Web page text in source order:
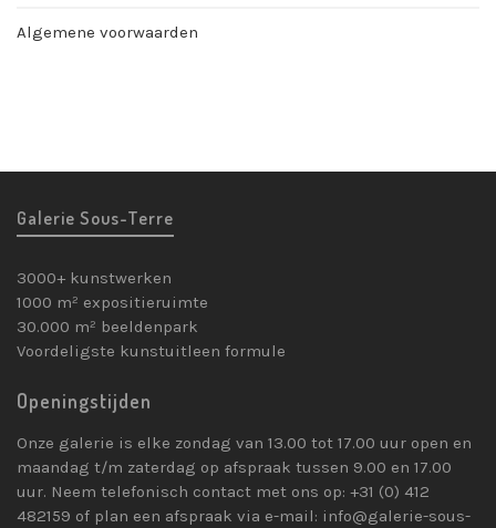
Algemene voorwaarden
Galerie Sous-Terre
3000+ kunstwerken
1000 m² expositieruimte
30.000 m² beeldenpark
Voordeligste kunstuitleen formule
Openingstijden
Onze galerie is elke zondag van 13.00 tot 17.00 uur open en
maandag t/m zaterdag op afspraak tussen 9.00 en 17.00
uur. Neem telefonisch contact met ons op: +31 (0) 412
482159 of plan een afspraak via e-mail: info@galerie-sous-